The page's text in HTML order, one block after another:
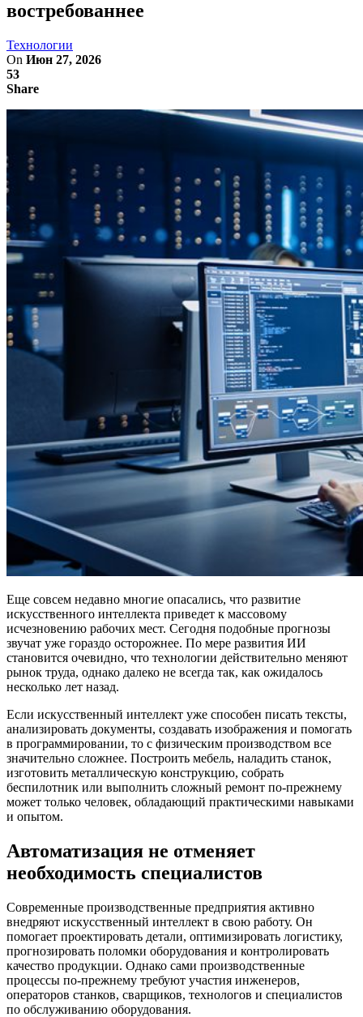
востребованнее
Технологии
On Июн 27, 2026
53
Share
Еще совсем недавно многие опасались, что развитие
искусственного интеллекта приведет к массовому
исчезновению рабочих мест. Сегодня подобные прогнозы
звучат уже гораздо осторожнее. По мере развития ИИ
становится очевидно, что технологии действительно меняют
рынок труда, однако далеко не всегда так, как ожидалось
несколько лет назад.
Если искусственный интеллект уже способен писать тексты,
анализировать документы, создавать изображения и помогать
в программировании, то с физическим производством все
значительно сложнее. Построить мебель, наладить станок,
изготовить металлическую конструкцию, собрать
беспилотник или выполнить сложный ремонт по-прежнему
может только человек, обладающий практическими навыками
и опытом.
Автоматизация не отменяет
необходимость специалистов
Современные производственные предприятия активно
внедряют искусственный интеллект в свою работу. Он
помогает проектировать детали, оптимизировать логистику,
прогнозировать поломки оборудования и контролировать
качество продукции. Однако сами производственные
процессы по-прежнему требуют участия инженеров,
операторов станков, сварщиков, технологов и специалистов
по обслуживанию оборудования.